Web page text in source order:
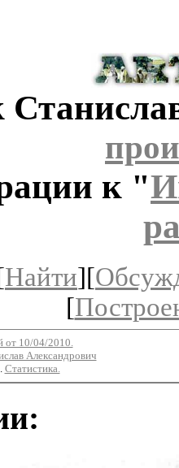
к "
Найти][
[
от 10/04/2010.
Александрович
Статистика.